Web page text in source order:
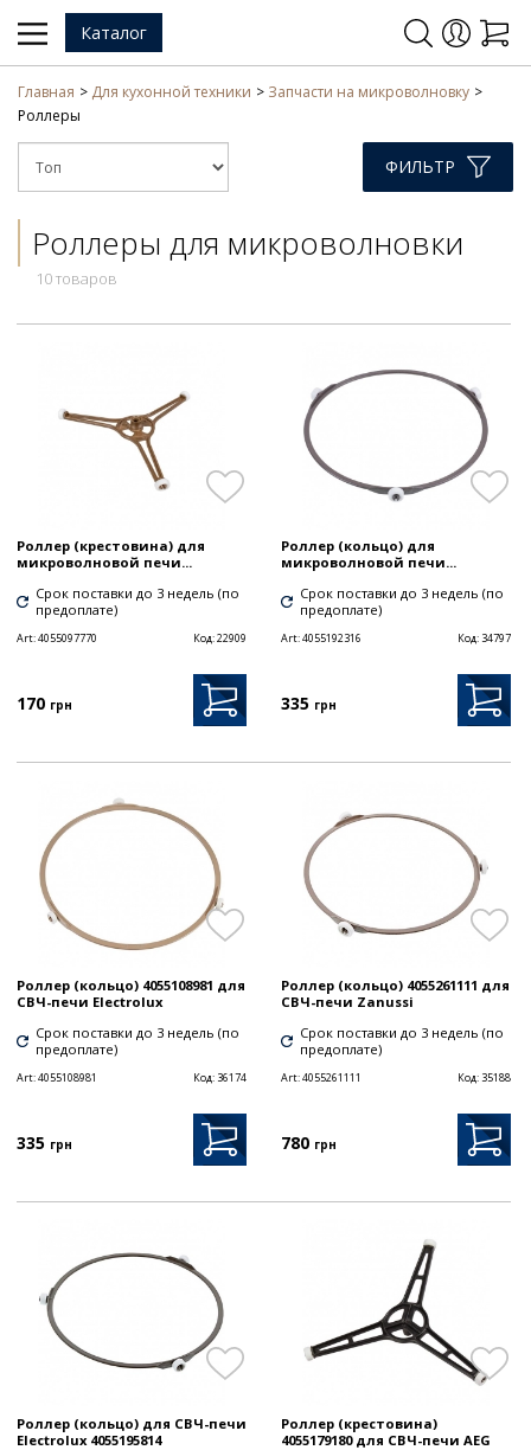
Каталог
Главная Для кухонной техники
Запчасти на микроволновку
Роллеры
ФИЛЬТР
Роллеры для микроволновки
10 товаров
Роллер (крестовина) для
микроволновой печи...
Срок поставки до 3 недель (по
предоплате)
Art:4055097770 Код:22909
170 грн
Роллер (кольцо) для
микроволновой печи...
Срок поставки до 3 недель (по
предоплате)
Art:4055192316 Код: 34797
335 грн
Роллер (кольцо) 4055108981 для
СВЧ-печи Electrolux
Срок поставки до 3 недель (по
предоплате)
Art:4055108981 Код: 36174
335 грн
Роллер (кольцо) 4055261111 для
СВЧ-печи Zanussi
Срок поставки до 3 недель (по
предоплате)
Art:4055261111 Код: 35188
780 грн
Роллер (кольцо) для СВЧ-печи
Electrolux 4055195814
Роллер (крестовина)
4055179180 для СВЧ-печи AEG